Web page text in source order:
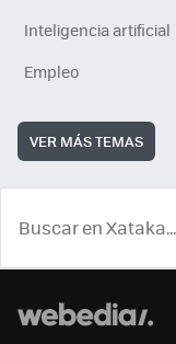
Inteligencia artificial
Empleo
VER MÁS TEMAS